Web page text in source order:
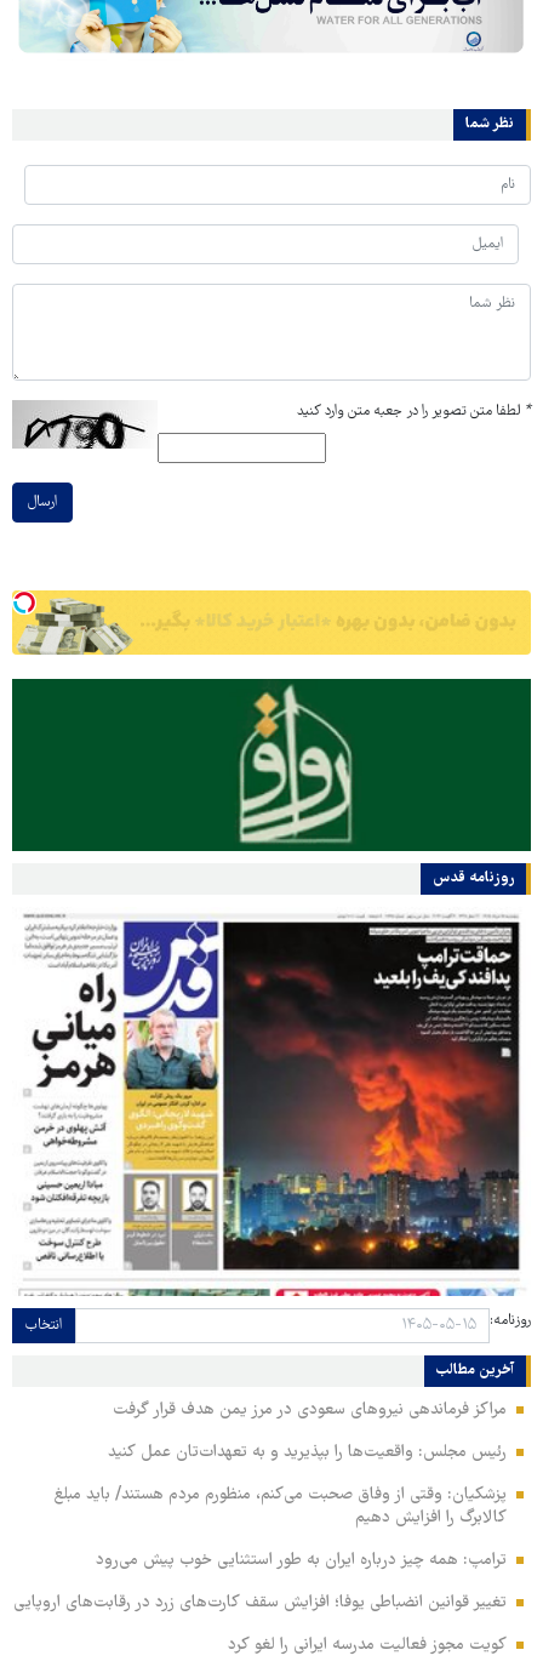
نظر شما
* لطفا متن تصویر را در جعبه متن وارد کنید
ارسال
روزنامه قدس
روزنامه: انتخاب
آخرین مطالب
مراکز فرماندهی نیروهای سعودی در مرز یمن هدف قرار گرفت
رئیس مجلس: واقعیت‌ها را بپذیرید و به تعهدات‌تان عمل کنید
پزشکیان: وقتی از وفاق صحبت می‌کنم، منظورم مردم هستند/ باید مبلغ
کالابرگ را افزایش دهیم
ترامپ: همه چیز درباره ایران به طور استثنایی خوب پیش می‌رود
تغییر قوانین انضباطی یوفا؛ افزایش سقف کارت‌های زرد در رقابت‌های اروپایی
کویت مجوز فعالیت مدرسه ایرانی را لغو کرد